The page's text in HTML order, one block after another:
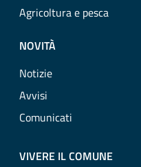
Agricoltura e pesca
NOVITÀ
Notizie
Avvisi
Comunicati
VIVERE IL COMUNE